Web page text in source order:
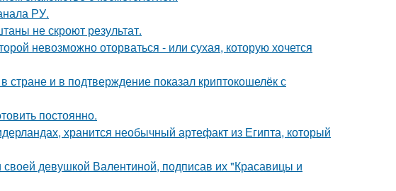
РУ.
не скроют результат.
невозможно оторваться - или сухая, которую хочется
и в подтверждение показал криптокошелёк с
постоянно.
хранится необычный артефакт из Египта, который
девушкой Валентиной, подписав их "Красавицы и